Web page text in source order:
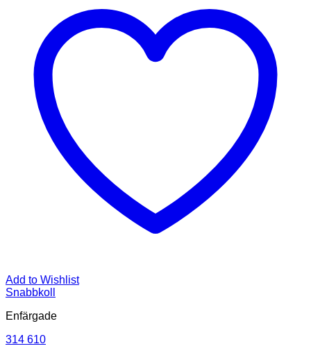
Add to Wishlist
Snabbkoll
Enfärgade
314 610